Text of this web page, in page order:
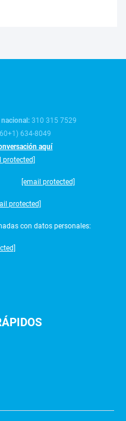
nacional:310 315 7529
634-8049
aquí
protected]
[email protected]
protected]
con datos personales: